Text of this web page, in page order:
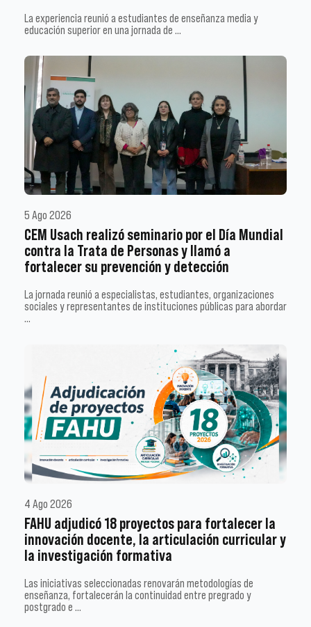
La experiencia reunió a estudiantes de enseñanza media y
educación superior en una jornada de …
5 Ago 2026
CEM Usach realizó seminario por el Día Mundial
contra la Trata de Personas y llamó a
fortalecer su prevención y detección
La jornada reunió a especialistas, estudiantes, organizaciones
sociales y representantes de instituciones públicas para abordar
…
4 Ago 2026
FAHU adjudicó 18 proyectos para fortalecer la
innovación docente, la articulación curricular y
la investigación formativa
Las iniciativas seleccionadas renovarán metodologías de
enseñanza, fortalecerán la continuidad entre pregrado y
postgrado e …